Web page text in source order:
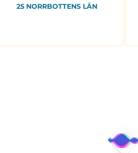
25 NORRBOTTENS LÄN